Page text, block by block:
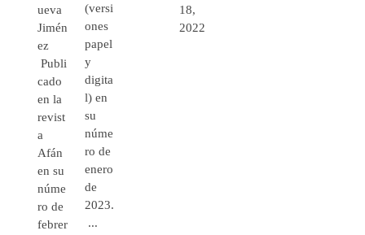
ueva
Jimén
ez
Publi
cado
en la
revist
a
Afán
en su
núme
ro de
febrer
(versi
ones
papel
y
digita
l) en
su
núme
ro de
enero
de
2023.
...
18,
2022